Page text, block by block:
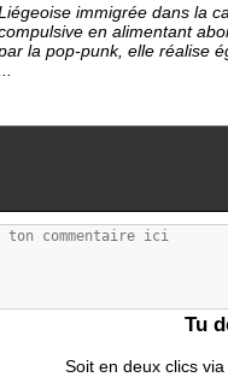
immigrée dans la
en alimentant
la pop-punk, elle réalise
Tu
Soit en deux clics